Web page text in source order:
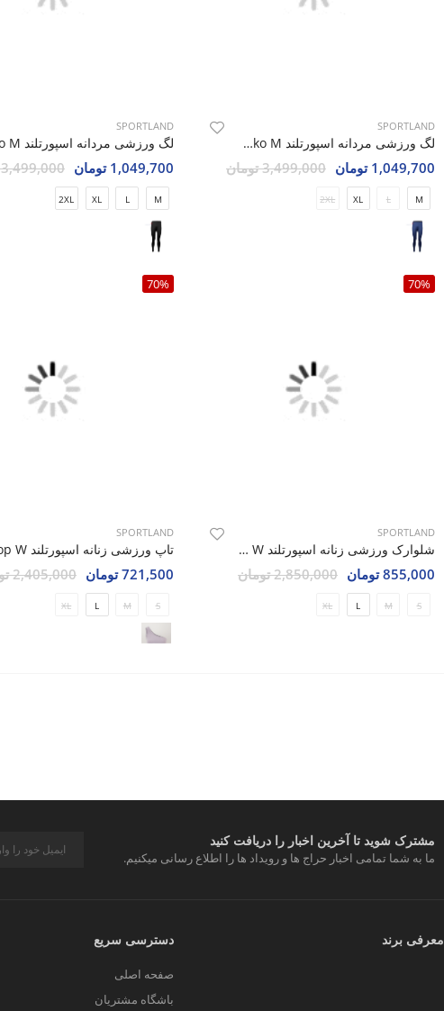
SPORTLAND
لگ ورزشی مردانه اسپورتلند Franko M
1,049,700 تومان 3,499,000 تومان
M
L
XL
2XL
SPORTLAND
1,049,700 تومان 3,499,000 تومان
M
L
XL
2XL
70%
SPORTLAND
شلوارک ورزشی زنانه اسپورتلند Ipeak W
855,000 تومان 2,850,000 تومان
S
M
L
XL
70%
SPORTLAND
721,500 تومان 2,405,000 تومان
S
M
L
XL
مشترک شوید تا آخرین اخبار را دریافت کنید
ما به شما تمامی اخبار حراج ها و رویداد ها را اطلاع رسانی میکنیم.
معرفی برند دسترسی سریع
صفحه اصلی
باشگاه مشتریان